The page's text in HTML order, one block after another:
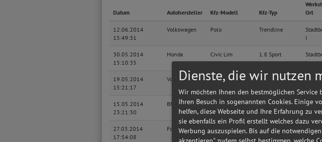
Datum Autohersteller Kfz-Modell Kfz-Typ
Ort
12.06.2014
15:49:31
Volkswagen Polo Trendline
I
30.05.2014
15:10:35
Honda Civic Lim 1.8 Sport
I
19.05.2014
15:21:17
Volkswagen Polo Lim Indianapolis
15.05.2014
23:21:30
BMW Baureihe 5 Lim 525i
I
27.03.2014
17:54:08
Ford Escort Lim
Classic Lim.
(55kW)
Dienste, die wir nutzen
Wir möchten Ihnen den bestmöglichen
Ihren Besuch in sogenannten Cookies. Einige
helfen, diese Webseite und Ihre Erfahrung zu
sie ebenfalls ein Profil erstellt welches dazu
Werbung auszuspielen. Bis auf die